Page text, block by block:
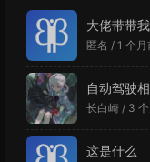
大佬带带我
匿名 / 1 个月
自动驾驶
长白崎 / 3
这是什么